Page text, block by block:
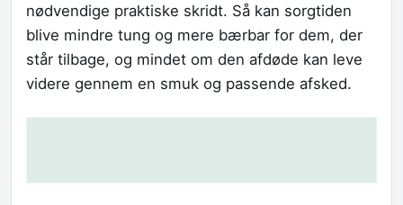
nødvendige praktiske skridt. Så kan sorgtiden
blive mindre tung og mere bærbar for dem, der
står tilbage, og mindet om den afdøde kan leve
videre gennem en smuk og passende afsked.